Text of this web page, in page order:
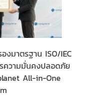
งมาตรฐาน ISO/IEC
ความมั่นคงปลอดภัย
All-in-One